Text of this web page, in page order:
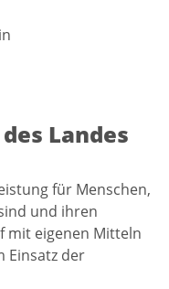
Landes
für Menschen,
und ihren
mit eigenen Mitteln
Einsatz der